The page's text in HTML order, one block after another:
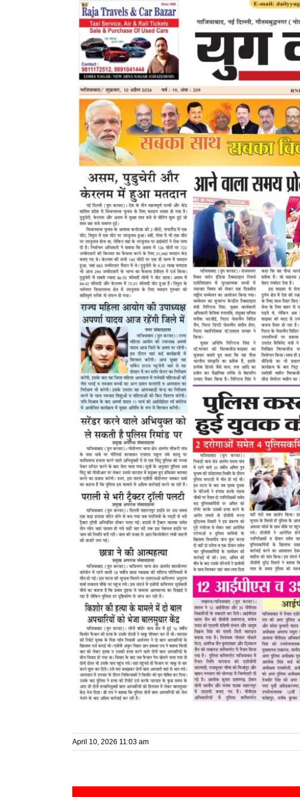
Larger
Image
April 10, 2026 11:03 am